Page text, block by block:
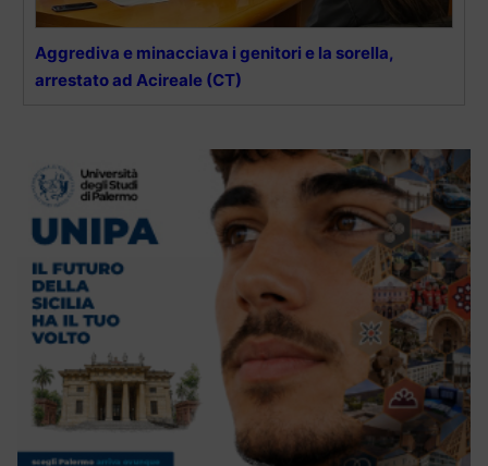
Aggrediva e minacciava i genitori e la sorella,
arrestato ad Acireale (CT)